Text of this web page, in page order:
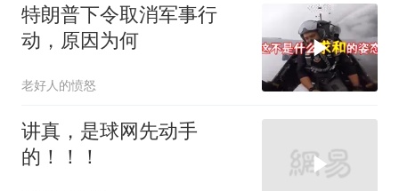
特朗普下令取消军事行
动，原因为何
老好人的愤怒
讲真，是球网先动手
的！！！